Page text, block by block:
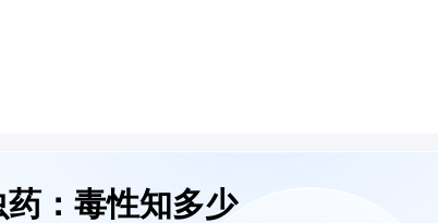
药：毒性知多少